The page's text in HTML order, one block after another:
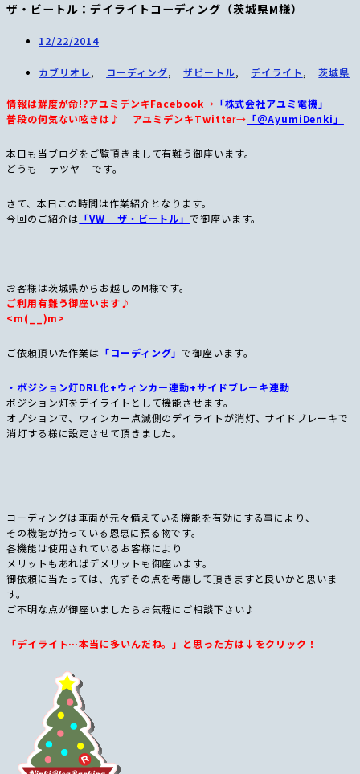
ザ・ビートル：デイライトコーディング（茨城県M様）
12/22/2014
カブリオレ, コーディング,ザビートル, デイライト,茨城県
情報は鮮度が命!?アユミデンキFacebook→ 「株式会社アユミ電機」
普段の何気ない呟きは♪ アユミデンキTwitter→ 「＠AyumiDenki」
本日も当ブログをご覧頂きまして有難う御座います。
どうも テツヤ です。
さて、本日この時間は作業紹介となります。
今回のご紹介は 「VW ザ・ビートル」で御座います。
お客様は茨城県からお越しのM様です。
ご利用有難う御座います♪
<m(__)m>
ご依頼頂いた作業は 「コーディング」で御座います。
・ポジション灯DRL化+ウィンカー連動+サイドブレーキ連動
ポジション灯をデイライトとして機能させます。
オプションで、ウィンカー点滅側のデイライトが消灯、サイドブレーキで
消灯する様に設定させて頂きました。
コーディングは車両が元々備えている機能を有効にする事により、
その機能が持っている恩恵に預る物です。
各機能は使用されているお客様により
メリットもあればデメリットも御座います。
御依頼に当たっては、先ずその点を考慮して頂きますと良いかと思いま
す。
ご不明な点が御座いましたらお気軽にご相談下さい♪
「デイライト…本当に多いんだね。」と思った方は↓をクリック！